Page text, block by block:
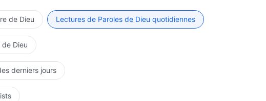
le travail seulement au cours de l'ère de la Loi dans le cadre
au-delà de l'ère de la Loi. Par opposition, l'œuvre de
de l'Éternel ; Il a travaillé comme Dieu incarné et a été
Autrement dit, Il a réalisé une nouvelle œuvre en dehors de
nouvelle ère. De surcroît, il était capable de parler de ce qui
était une œuvre au sein de la gestion de Dieu et impliquait
en quelques hommes, et Son œuvre n'avait pas non
de Dieu Lectures de Paroles de Dieu quotidiennes
Dieu
derniers jours